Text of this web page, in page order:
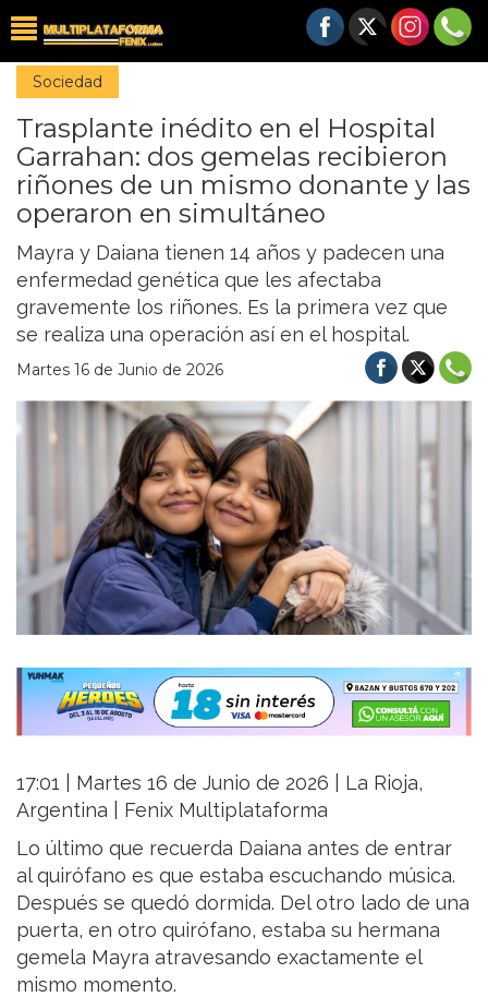
Sociedad
Trasplante inédito en el Hospital
Garrahan: dos gemelas recibieron
riñones de un mismo donante y las
operaron en simultáneo
Mayra y Daiana tienen 14 años y padecen una
enfermedad genética que les afectaba
gravemente los riñones. Es la primera vez que
se realiza una operación así en el hospital.
Martes 16 de Junio de 2026
17:01 | Martes 16 de Junio de 2026 | La Rioja,
Argentina | Fenix Multiplataforma
Lo último que recuerda Daiana antes de entrar
al quirófano es que estaba escuchando música.
Después se quedó dormida. Del otro lado de una
puerta, en otro quirófano, estaba su hermana
gemela Mayra atravesando exactamente el
mismo momento.